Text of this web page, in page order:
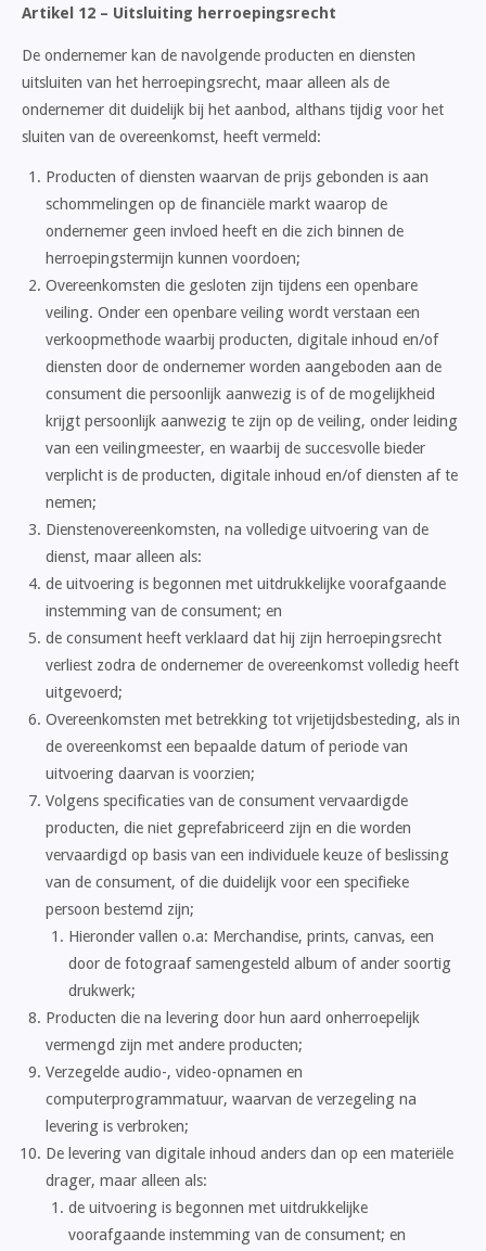
Artikel 12 – Uitsluiting herroepingsrecht
De ondernemer kan de navolgende producten en diensten
uitsluiten van het herroepingsrecht, maar alleen als de
ondernemer dit duidelijk bij het aanbod, althans tijdig voor het
sluiten van de overeenkomst, heeft vermeld:
Producten of diensten waarvan de prijs gebonden is aan
schommelingen op de financiële markt waarop de
ondernemer geen invloed heeft en die zich binnen de
herroepingstermijn kunnen voordoen;
Overeenkomsten die gesloten zijn tijdens een openbare
veiling. Onder een openbare veiling wordt verstaan een
verkoopmethode waarbij producten, digitale inhoud en/of
diensten door de ondernemer worden aangeboden aan de
consument die persoonlijk aanwezig is of de mogelijkheid
krijgt persoonlijk aanwezig te zijn op de veiling, onder leiding
van een veilingmeester, en waarbij de succesvolle bieder
verplicht is de producten, digitale inhoud en/of diensten af te
nemen;
Dienstenovereenkomsten, na volledige uitvoering van de
dienst, maar alleen als:
de uitvoering is begonnen met uitdrukkelijke voorafgaande
instemming van de consument; en
de consument heeft verklaard dat hij zijn herroepingsrecht
verliest zodra de ondernemer de overeenkomst volledig heeft
uitgevoerd;
Overeenkomsten met betrekking tot vrijetijdsbesteding, als in
de overeenkomst een bepaalde datum of periode van
uitvoering daarvan is voorzien;
Volgens specificaties van de consument vervaardigde
producten, die niet geprefabriceerd zijn en die worden
vervaardigd op basis van een individuele keuze of beslissing
van de consument, of die duidelijk voor een specifieke
persoon bestemd zijn;
Hieronder vallen o.a: Merchandise, prints, canvas, een
door de fotograaf samengesteld album of ander soortig
drukwerk;
Producten die na levering door hun aard onherroepelijk
vermengd zijn met andere producten;
Verzegelde audio-, video-opnamen en
computerprogrammatuur, waarvan de verzegeling na
levering is verbroken;
De levering van digitale inhoud anders dan op een materiële
drager, maar alleen als:
de uitvoering is begonnen met uitdrukkelijke
voorafgaande instemming van de consument; en